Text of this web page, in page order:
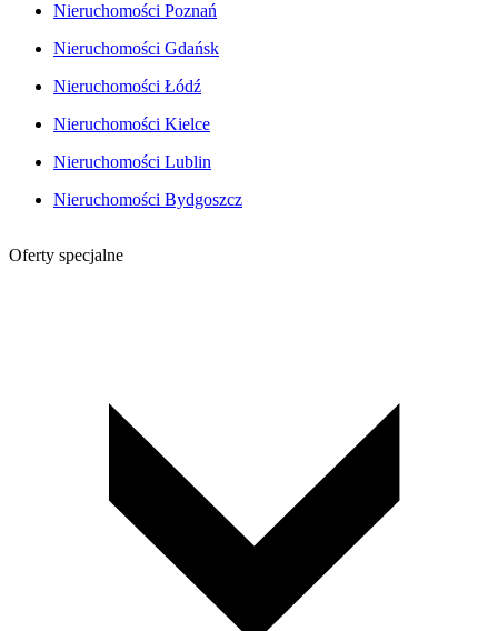
Nieruchomości Poznań
Nieruchomości Gdańsk
Nieruchomości Łódź
Nieruchomości Kielce
Nieruchomości Lublin
Nieruchomości Bydgoszcz
Oferty specjalne